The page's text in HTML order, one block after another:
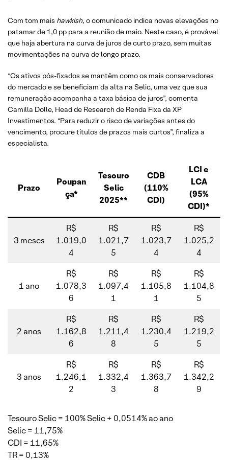
Com tom mais hawkish, o comunicado indica novas elevações no
patamar de 1,0 pp para a reunião de maio. Neste caso, é provável
que haja abertura na curva de juros de curto prazo, sem muitas
movimentações na curva de longo prazo.
“Os ativos pós-fixados se mantêm como os mais conservadores
do mercado e se beneficiam da alta na Selic, uma vez que sua
remuneração acompanha a taxa básica de juros”, comenta
Camilla Dolle, Head de Research de Renda Fixa da XP
Investimentos. “Para reduzir o risco de variações antes do
vencimento, procure títulos de prazos mais curtos”, finaliza a
especialista.
Prazo
Poupan
ça*
Tesouro
Selic
2025**
CDB
(110%
CDI)
LCI e
LCA
(95%
CDI)*
3 meses
R$
1.019,0
4
R$
1.021,7
5
R$
1.023,7
4
R$
1.025,2
4
1 ano
R$
1.078,3
6
R$
1.097,4
1
R$
1.105,8
1
R$
1.104,8
5
2 anos
R$
1.162,8
6
R$
1.211,4
8
R$
1.230,4
5
R$
1.219,2
5
3 anos
R$
1.246,1
2
R$
1.332,4
3
R$
1.363,7
8
R$
1.342,2
9
Tesouro Selic = 100% Selic + 0,0514% ao ano
Selic = 11,75%
CDI = 11,65%
TR = 0,13%